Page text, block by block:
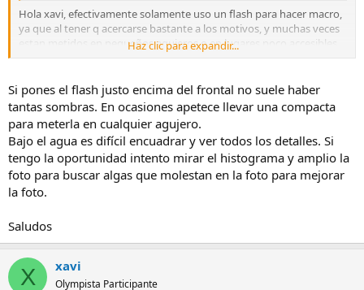
Hola xavi, efectivamente solamente uso un flash para hacer macro,
ya que al tener q acercarse bastante a los motivos, y muchas veces
estan metidos en pequeños agujeros o en lugares poco accesibles,
se usa solamente un flash (pero no quiere decir que no puedas
Referente al alga, si te soy sincero, ni me había fijado!!!
Saludos y gracias!
Nabucco78
Haz clic para expandir...
Si pones el flash justo encima del frontal no suele haber
tantas sombras. En ocasiones apetece llevar una compacta
para meterla en cualquier agujero.
Bajo el agua es difícil encuadrar y ver todos los detalles. Si
tengo la oportunidad intento mirar el histograma y amplio la
foto para buscar algas que molestan en la foto para mejorar
la foto.
Saludos
X xavi
Olympista Participante